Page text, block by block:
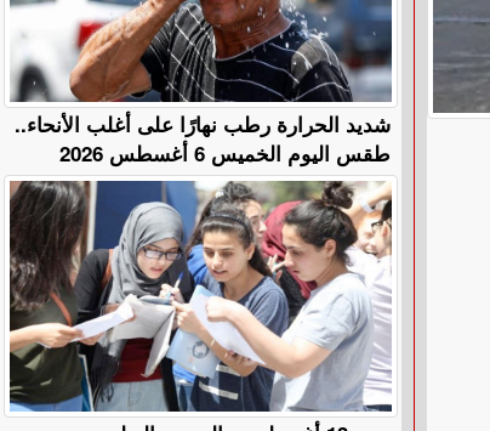
​شديد الحرارة رطب نهارًا على أغلب الأنحاء..
طقس اليوم الخميس 6 أغسطس 2026